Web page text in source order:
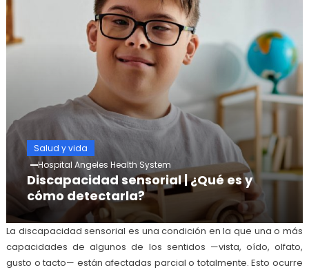
Salud y vida
Hospital Angeles Health System
Discapacidad sensorial | ¿Qué es y
cómo detectarla?
La discapacidad sensorial es una condición en la que una o más
capacidades de algunos de los sentidos —vista, oído, olfato,
gusto o tacto— están afectadas parcial o totalmente. Esto ocurre